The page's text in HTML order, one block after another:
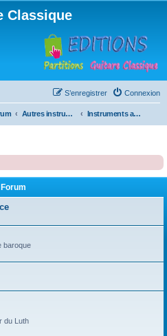
Classique
Connexion
S’enregistrer
Autres instruments à cordes pincées, ou styles Instruments anciens
Forum
baroque
du Luth